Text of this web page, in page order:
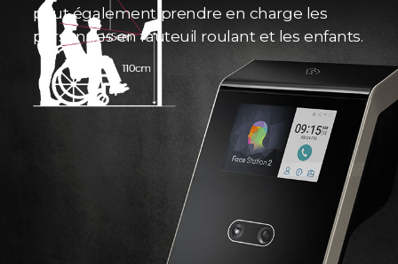
peut également prendre en charge les
personnes en fauteuil roulant et les enfants.